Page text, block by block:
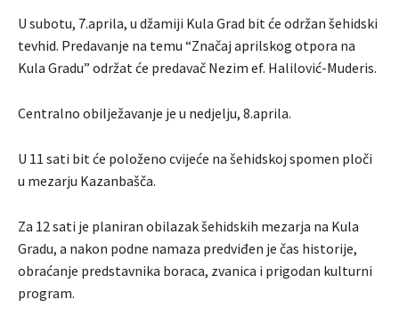
U subotu, 7.aprila, u džamiji Kula Grad bit će održan šehidski
tevhid. Predavanje na temu “Značaj aprilskog otpora na
Kula Gradu” održat će predavač Nezim ef. Halilović-Muderis.
Centralno obilježavanje je u nedjelju, 8.aprila.
U 11 sati bit će položeno cvijeće na šehidskoj spomen ploči
u mezarju Kazanbašča.
Za 12 sati je planiran obilazak šehidskih mezarja na Kula
Gradu, a nakon podne namaza predviđen je čas historije,
obraćanje predstavnika boraca, zvanica i prigodan kulturni
program.